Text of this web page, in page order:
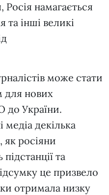
намагається
інші великі
може стати
для нових
до України.
медіа декілька
як росіяни
та
це призвело
отримала низку